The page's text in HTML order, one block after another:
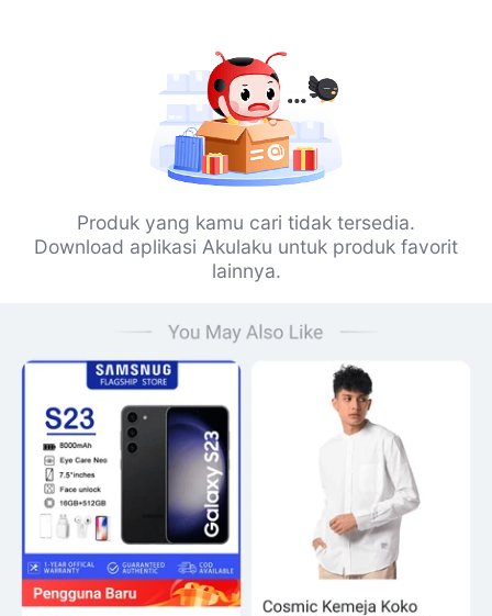
Produk yang kamu cari tidak tersedia.
Download aplikasi Akulaku untuk produk favorit
lainnya.